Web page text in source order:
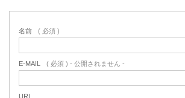
名前 ( 必須 )
E-MAIL ( 必須 ) - 公開されません -
URL